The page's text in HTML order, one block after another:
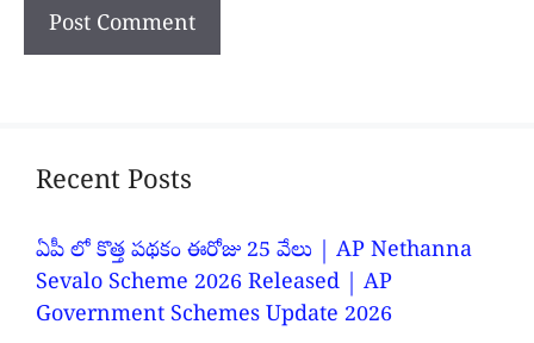
Recent Posts
ఏపీ లో కొత్త పథకం ఈరోజు 25 వేలు | AP Nethanna
Sevalo Scheme 2026 Released | AP
Government Schemes Update 2026